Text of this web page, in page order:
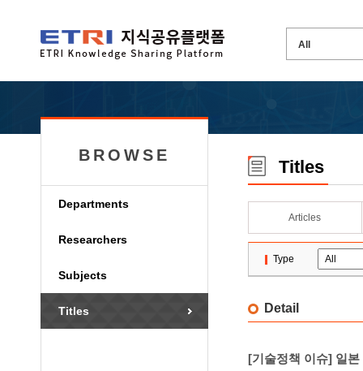
BROWSE
Departments
Researchers
Subjects
Titles
Titles
Articles
Type
Detail
[기술정책 이슈] 일